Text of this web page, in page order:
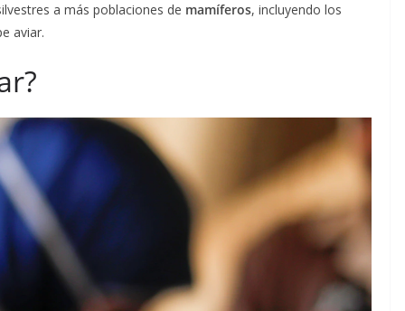
a más poblaciones de mamíferos, incluyendo los
aviar.